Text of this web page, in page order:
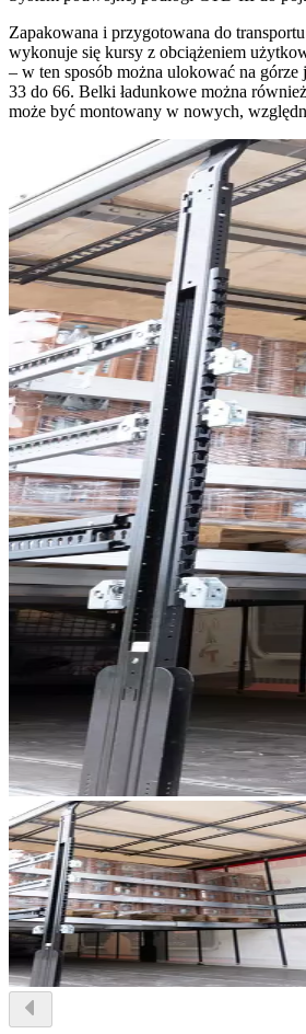
Zapakowana i przygotowana do
wykonuje się kursy z obciążeniem
– w ten sposób można ulokować na górze
33 do 66. Belki ładunkowe można
może być montowany w nowych,